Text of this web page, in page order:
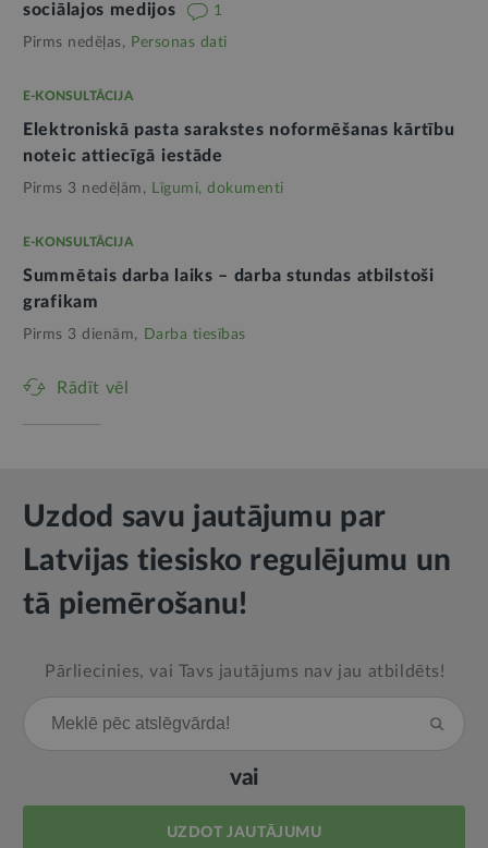
sociālajos medijos 1
Pirms nedēļas, Personas dati
E-KONSULTĀCIJA
Elektroniskā pasta sarakstes noformēšanas kārtību
noteic attiecīgā iestāde
Pirms 3 nedēļām, Līgumi, dokumenti
E-KONSULTĀCIJA
Summētais darba laiks – darba stundas atbilstoši
grafikam
Pirms 3 dienām, Darba tiesības
Rādīt vēl
Uzdod savu jautājumu par
Latvijas tiesisko regulējumu un
tā piemērošanu!
Pārliecinies, vai Tavs jautājums nav jau atbildēts!
vai
UZDOT JAUTĀJUMU